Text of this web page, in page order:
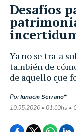
Ya no se trata
también de
de aquello que
PorIgnacio Serrano*
10.05.2026 • 01:00hs •
Desafíos